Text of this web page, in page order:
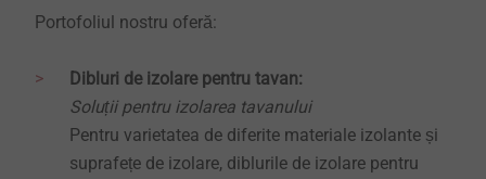
Portofoliul nostru oferă:
Dibluri de izolare pentru tavan:
Soluții pentru izolarea tavanului
Pentru varietatea de diferite materiale izolante și
suprafețe de izolare, diblurile de izolare pentru